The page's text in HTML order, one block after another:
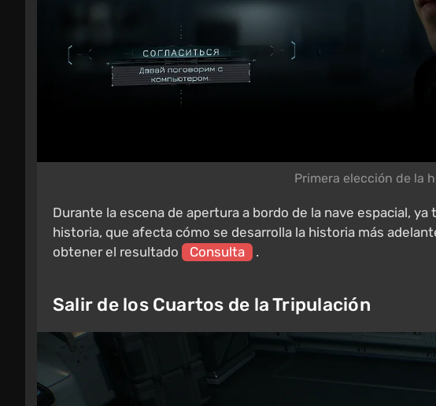
Primera elección de la
Durante la escena de apertura a bordo de la nave espacial,
historia, que afecta cómo se desarrolla la historia más
obtener el resultado
Consulta .
Salir de los Cuartos de la Tripulación